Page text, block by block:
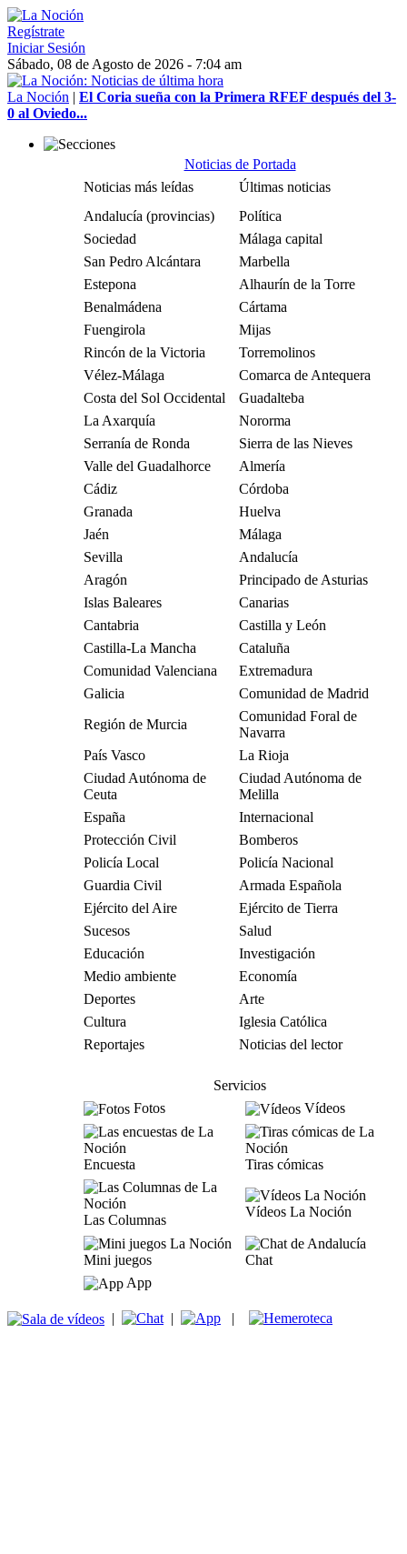
Regístrate
Iniciar Sesión
Sábado, 08 de Agosto de 2026 - 7:04 am
La Noción | El Coria sueña con la Primera RFEF después del 3-
0 al Oviedo...
Noticias de Portada
Noticias más leídas
Últimas noticias
Andalucía (provincias)
Política
Sociedad
Málaga capital
San Pedro Alcántara
Marbella
Estepona
Alhaurín de la Torre
Benalmádena
Cártama
Fuengirola
Mijas
Rincón de la Victoria
Torremolinos
Vélez-Málaga
Comarca de Antequera
Costa del Sol Occidental
Guadalteba
La Axarquía
Nororma
Serranía de Ronda
Sierra de las Nieves
Valle del Guadalhorce
Almería
Cádiz
Córdoba
Granada
Huelva
Jaén
Málaga
Sevilla
Andalucía
Aragón
Principado de Asturias
Islas Baleares
Canarias
Cantabria
Castilla y León
Castilla-La Mancha
Cataluña
Comunidad Valenciana
Extremadura
Galicia
Comunidad de Madrid
Región de Murcia
Comunidad Foral de
Navarra
País Vasco
La Rioja
Ciudad Autónoma de
Ceuta
Ciudad Autónoma de
Melilla
España
Internacional
Protección Civil
Bomberos
Policía Local
Policía Nacional
Guardia Civil
Armada Española
Ejército del Aire
Ejército de Tierra
Sucesos
Salud
Educación
Investigación
Medio ambiente
Economía
Deportes
Arte
Cultura
Iglesia Católica
Reportajes
Noticias del lector
Servicios
Fotos
Vídeos
Encuesta Tiras cómicas
Las Columnas
Vídeos La Noción
Mini juegos
Chat
App
| | |